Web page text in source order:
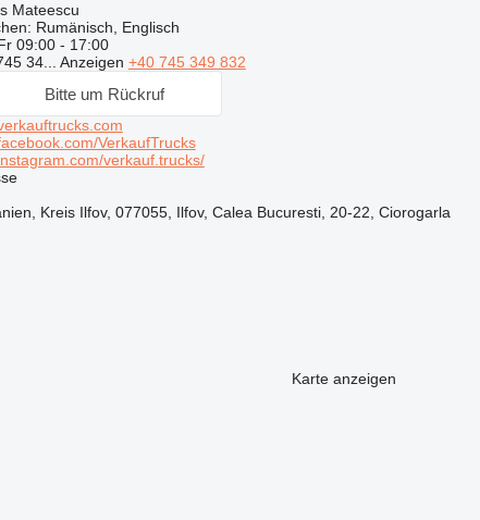
Mateescu
Rumänisch, Englisch
09:00 - 17:00
34... Anzeigen +40 745 349 832
Bitte um Rückruf
VerkaufTrucks
verkauf.trucks/
Kreis Ilfov, 077055, Ilfov, Calea Bucuresti, 20-22, Ciorogarla
Karte anzeigen